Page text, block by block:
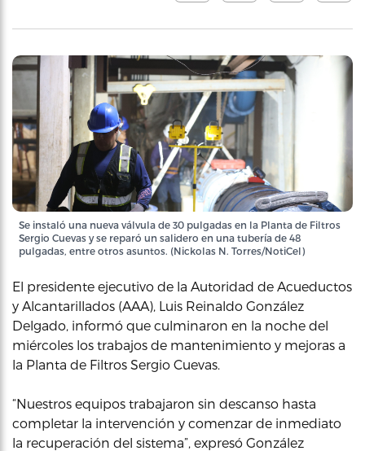
Se instaló una nueva válvula de 30 pulgadas en la Planta de Filtros
Sergio Cuevas y se reparó un salidero en una tubería de 48
pulgadas, entre otros asuntos. (Nickolas N. Torres/NotiCel)
El presidente ejecutivo de la Autoridad de Acueductos
y Alcantarillados (AAA), Luis Reinaldo González
Delgado, informó que culminaron en la noche del
miércoles los trabajos de mantenimiento y mejoras a
la Planta de Filtros Sergio Cuevas.
“Nuestros equipos trabajaron sin descanso hasta
completar la intervención y comenzar de inmediato
la recuperación del sistema”, expresó González